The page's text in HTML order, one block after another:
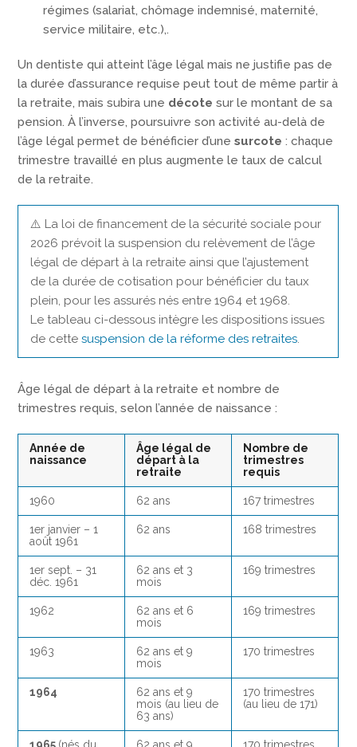
régimes (salariat, chômage indemnisé, maternité,
service militaire, etc.),.
Un dentiste qui atteint l’âge légal mais ne justifie pas de
la durée d’assurance requise peut tout de même partir à
la retraite, mais subira une décote sur le montant de sa
pension. À l’inverse, poursuivre son activité au-delà de
l’âge légal permet de bénéficier d’unesurcote : chaque
trimestre travaillé en plus augmente le taux de calcul
de la retraite.
⚠️ La loi de financement de la sécurité sociale pour
2026 prévoit la suspension du relèvement de l’âge
légal de départ à la retraite ainsi que l’ajustement
de la durée de cotisation pour bénéficier du taux
plein, pour les assurés nés entre 1964 et 1968.
Le tableau ci-dessous intègre les dispositions issues
de cettesuspension de la réforme des retraites.
Âge légal de départ à la retraite et nombre de
trimestres requis, selon l’année de naissance :
Année de
naissance
Âge légal de
départ à la
retraite
Nombre de
trimestres
requis
1960 62 ans 167 trimestres
1er janvier – 1
août 1961
62 ans 168 trimestres
1er sept. – 31
déc. 1961
62 ans et 3
mois
169 trimestres
1962
62 ans et 6
mois
169 trimestres
1963
62 ans et 9
mois
170 trimestres
1964
62 ans et 9
mois (au lieu de
63 ans)
170 trimestres
(au lieu de 171)